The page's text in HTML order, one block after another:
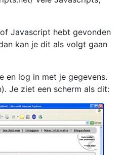
Javascript hebt gevonden
kan je dit als volgt gaan
en log in met je gegevens.
). Je ziet een scherm als dit: